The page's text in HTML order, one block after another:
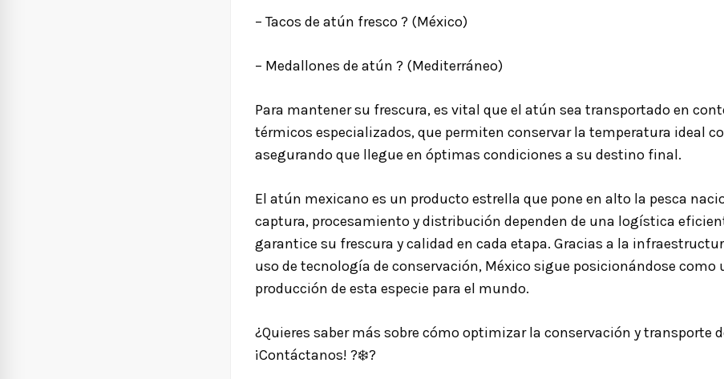
– Tacos de atún fresco? (México)
– Medallones de atún ? (Mediterráneo)
Para mantener su frescura, es vital que el atún sea transportado en
térmicos especializados, que permiten conservar la temperatura ideal
asegurando que llegue en óptimas condiciones a su destino final.
El atún mexicano es un producto estrella que pone en alto la pesca
captura, procesamiento y distribución dependen de una logística
garantice su frescura y calidad en cada etapa. Gracias a la
uso de tecnología de conservación, México sigue posicionándose como
producción de esta especie para el mundo.
¿Quieres saber más sobre cómo optimizar la conservación y transporte
¡Contáctanos! ?❄️?